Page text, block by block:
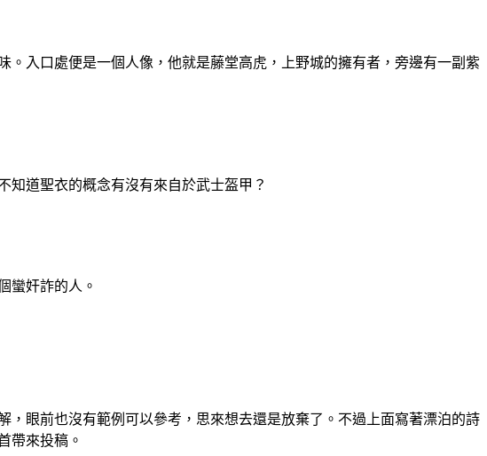
入口處便是一個人像，他就是藤堂高虎，上野城的擁有者，旁邊有一副紫
知道聖衣的概念有沒有來自於武士盔甲？
蠻奸詐的人。
眼前也沒有範例可以參考，思來想去還是放棄了。不過上面寫著漂泊的詩
帶來投稿。